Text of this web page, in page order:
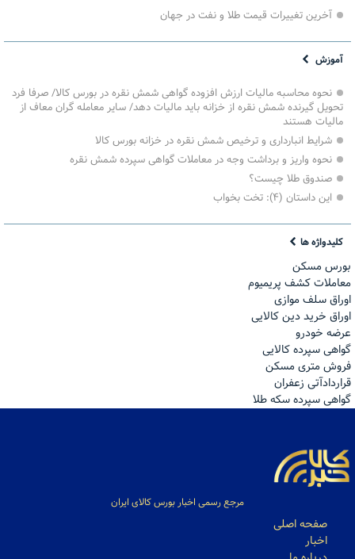
آخرین تغییرات قیمت طلا و نفت در جهان
آموزش
نحوه محاسبه مالیات ارزش افزوده گواهی شمش نقره در بورس کالا/ صرفا فرد
تحویل گیرنده شمش نقره از خزانه باید مالیات دهد/ سایر معامله گران معاف از
مالیات هستند
شرایط انبارداری و ترخیص شمش نقره در خزانه بورس کالا
نحوه واریز و برداشت وجه در معاملات گواهی سپرده شمش نقره
صندوق طلا چیست؟
این داستان (۴): تخت بخواب
کلیدواژه ها
بورس مسکن
معاملات کشف پریمیوم
اوراق سلف موازی
اوراق خرید دین کالایی
عرضه خودرو
گواهی سپرده کالایی
فروش مترى مسكن
قراردادآتی زعفران
گواهی سپرده سکه طلا
مرجع رسمی اخبار بورس کالای ایران
صفحه اصلی
اخبار